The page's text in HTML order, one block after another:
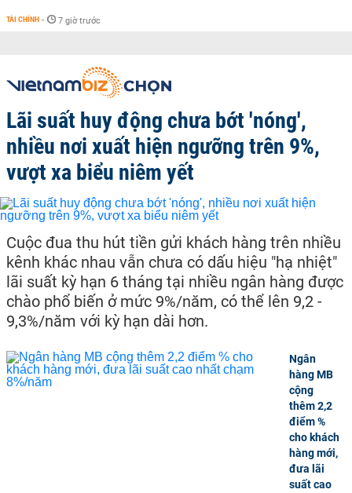
TÀI CHÍNH - 7 giờ trước
Lãi suất huy động chưa bớt 'nóng',
nhiều nơi xuất hiện ngưỡng trên 9%,
vượt xa biểu niêm yết
Cuộc đua thu hút tiền gửi khách hàng trên nhiều
kênh khác nhau vẫn chưa có dấu hiệu "hạ nhiệt"
lãi suất kỳ hạn 6 tháng tại nhiều ngân hàng được
chào phổ biến ở mức 9%/năm, có thể lên 9,2 -
9,3%/năm với kỳ hạn dài hơn.
Ngân
hàng MB
cộng
thêm 2,2
điểm %
cho khách
hàng mới,
đưa lãi
suất cao